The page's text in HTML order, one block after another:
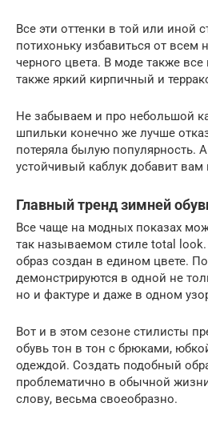
Все эти оттенки в той или иной
потихоньку избавиться от всем
черного цвета. В моде также
также яркий кирпичный и
Не забываем и про небольшой
шпильки конечно же лучше
потеряла былую популярность.
устойчивый каблук добавит вам
Главный тренд зимней
Все чаще на модных показах
так называемом стиле total look.
образ создан в едином цвете.
демонстрируются в одной не
но и фактуре и даже в одном
Вот и в этом сезоне стилисты
обувь тон в тон с брюками,
одеждой. Создать подобный
проблематично в обычной
слову, весьма своеобразно.